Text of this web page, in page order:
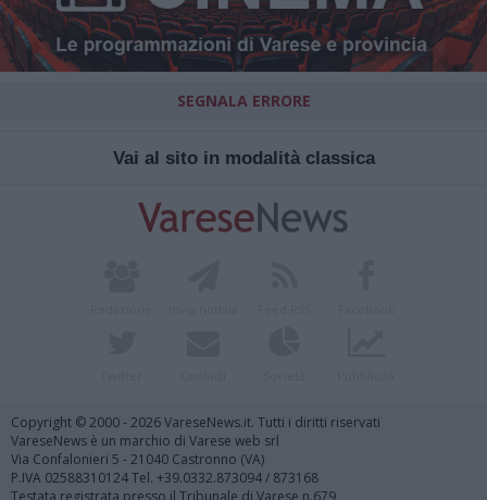
SEGNALA ERRORE
Vai al sito in modalità classica
Copyright © 2000 - 2026 VareseNews.it. Tutti i diritti riservati
VareseNews è un marchio di Varese web srl
Via Confalonieri 5 - 21040 Castronno (VA)
P.IVA 02588310124 Tel. +39.0332.873094 / 873168